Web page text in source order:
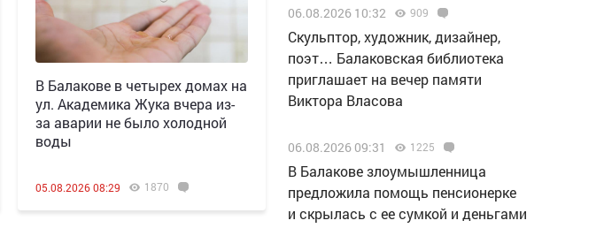
В Балакове в четырех домах на
ул. Академика Жука вчера из-
за аварии не было холодной
воды
05.08.2026 08:29 1870
06.08.2026 10:32 909
Скульптор, художник, дизайнер,
поэт… Балаковская библиотека
приглашает на вечер памяти
Виктора Власова
06.08.2026 09:31 1225
В Балакове злоумышленница
предложила помощь пенсионерке
и скрылась с ее сумкой и деньгами